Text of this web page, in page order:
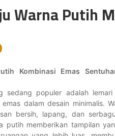
Warna Putih
Kombinasi Emas
sedang populer adalah
dalam desain minimalis.
bersih, lapang, dan
putih memberikan tampilan